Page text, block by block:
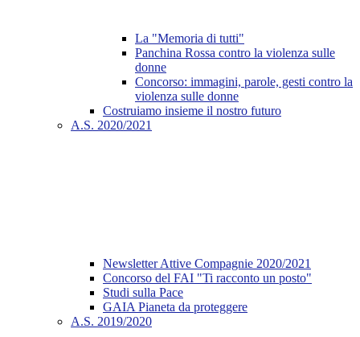
La "Memoria di tutti"
Panchina Rossa contro la violenza sulle
donne
Concorso: immagini, parole, gesti contro la
violenza sulle donne
Costruiamo insieme il nostro futuro
A.S. 2020/2021
Newsletter Attive Compagnie 2020/2021
Concorso del FAI "Ti racconto un posto"
Studi sulla Pace
GAIA Pianeta da proteggere
A.S. 2019/2020